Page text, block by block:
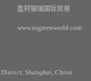
盈珂银瑞国际贸易
www.ingreenworld.com
Shanghai, China